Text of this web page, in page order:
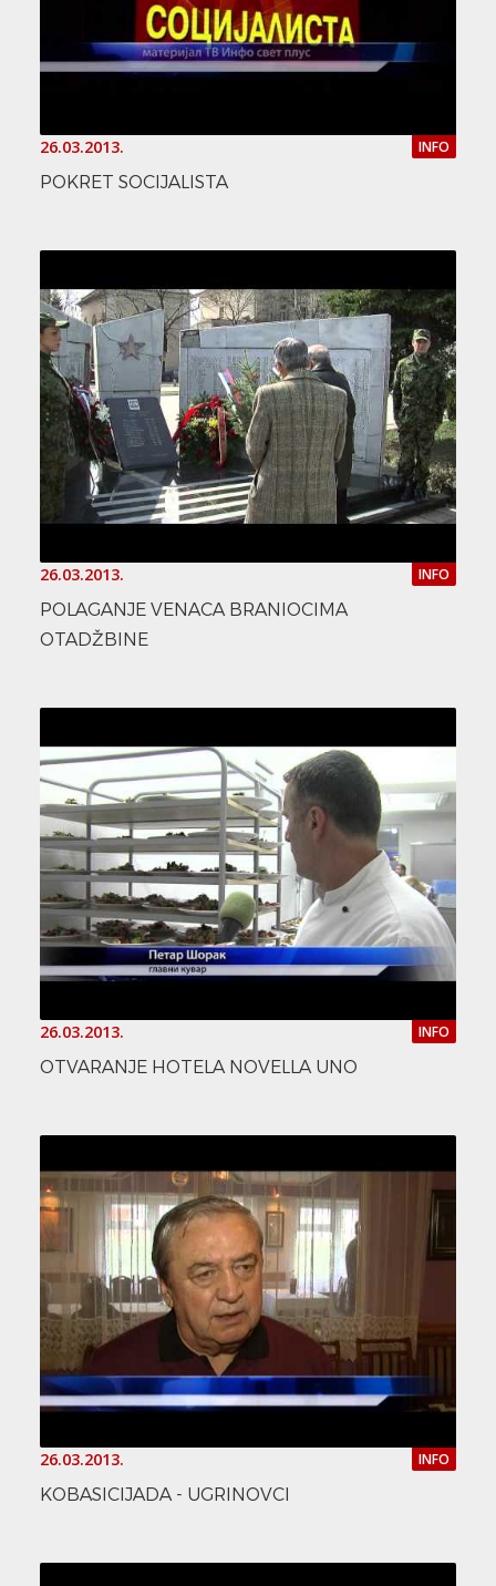
26.03.2013. INFO
POKRET SOCIJALISTA
26.03.2013. INFO
POLAGANJE VENACA BRANIOCIMA
OTADŽBINE
26.03.2013. INFO
OTVARANJE HOTELA NOVELLA UNO
26.03.2013. INFO
KOBASICIJADA - UGRINOVCI